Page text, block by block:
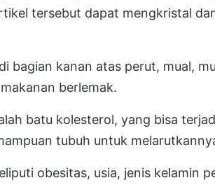
tersebut dapat mengkristal
bagian kanan atas perut, mual,
berlemak.
batu kolesterol, yang bisa
tubuh untuk
obesitas, usia, jenis kelamin